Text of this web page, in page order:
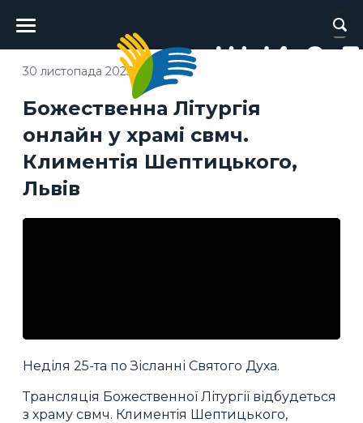
Головне
меню
Божественна Літургія
онлайн у храмі свмч.
Климентія Шептицького,
Львів
30 листопада 2025
Неділя 25-та по Зісланні Святого Духа.
Трансляція Божественної Літургії відбудеться
з храму свмч. Климентія Шептицького,